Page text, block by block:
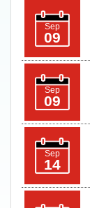
Sep
09
Sep
14
Sep
22